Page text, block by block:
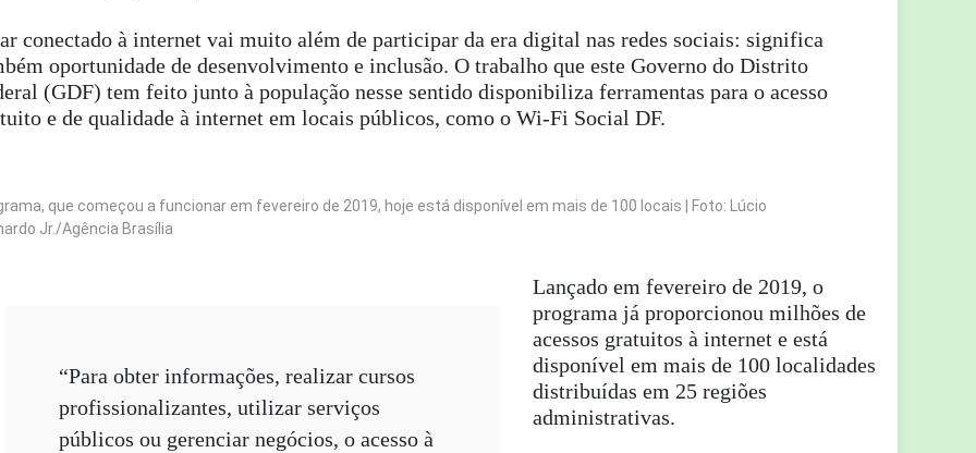
conectado à internet vai muito além de participar da era digital nas redes sociais: significa
oportunidade de desenvolvimento e inclusão. O trabalho que este Governo do Distrito
(GDF) tem feito junto à população nesse sentido disponibiliza ferramentas para o acesso
e de qualidade à internet em locais públicos, como o Wi-Fi Social DF.
que começou a funcionar em fevereiro de 2019, hoje está disponível em mais de 100 locais | Foto: Lúcio
Jr./Agência Brasília
“Para obter informações, realizar cursos
profissionalizantes, utilizar serviços
públicos ou gerenciar negócios, o acesso à
Lançado em fevereiro de 2019, o
programa já proporcionou milhões de
acessos gratuitos à internet e está
disponível em mais de 100 localidades
distribuídas em 25 regiões
administrativas.